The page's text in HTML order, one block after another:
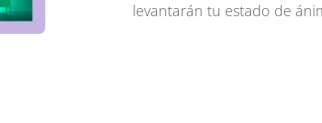
levantarán tu estado de